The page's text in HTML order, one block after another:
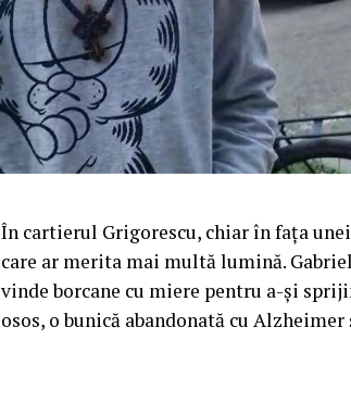
În cartierul Grigorescu, chiar în fața
care ar merita mai multă lumină.
vinde borcane cu miere pentru a-și
osos, o bunică abandonată cu